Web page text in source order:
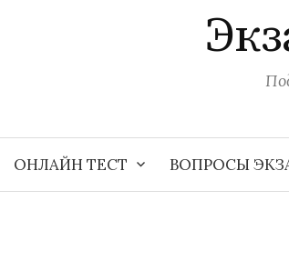
ОНЛАЙН ТЕСТ ВОПРОСЫ